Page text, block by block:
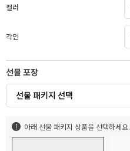
컬러
각인
선물 포장
선물 패키지 선택
아래 선물 패키지 상품을 선택하세요.